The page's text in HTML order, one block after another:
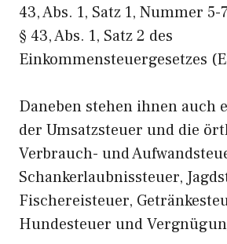
43, Abs. 1, Satz 1, Nummer
§ 43, Abs. 1, Satz 2 des
Einkommensteuergesetzes
Daneben stehen ihnen auch
der Umsatzsteuer und die
Verbrauch- und
Schankerlaubnissteuer,
Fischereisteuer,
Hundesteuer und